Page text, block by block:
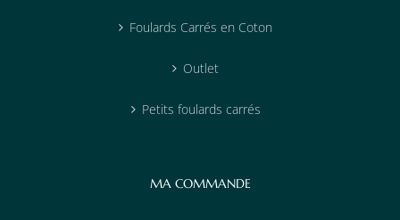
Foulards Carrés en Coton
Outlet
Petits foulards carrés
MA COMMANDE